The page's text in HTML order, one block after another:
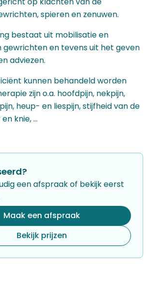
revalidatie
kinesitherapie
begeleiding
spieren en zenuwen.
bestaat uit mobilisatie en
gewrichten en tevens uit het geven
adviezen.
kunnen behandeld worden
zijn o.a. hoofdpijn, nekpijn,
heup- en liespijn, stijfheid van de
knie, …
een afspraak of bekijk eerst
Maak een afspraak
Bekijk prijzen